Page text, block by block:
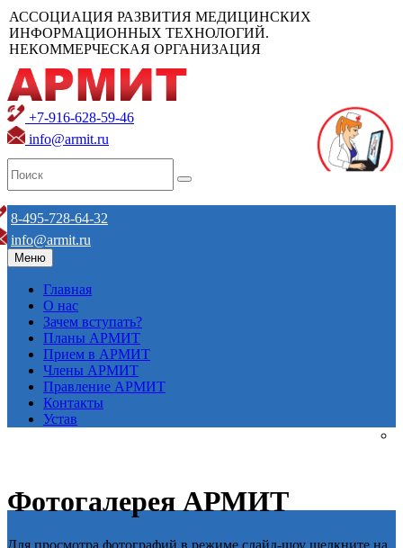
АССОЦИАЦИЯ РАЗВИТИЯ МЕДИЦИНСКИХ
ИНФОРМАЦИОННЫХ ТЕХНОЛОГИЙ.
НЕКОММЕРЧЕСКАЯ ОРГАНИЗАЦИЯ
+7-916-628-59-46
info@armit.ru
8-495-728-64-32
info@armit.ru
Меню
Главная
О нас
Зачем вступать?
Планы АРМИТ
Прием в АРМИТ
Члены АРМИТ
Правление АРМИТ
Контакты
Устав
Фотогалерея АРМИТ